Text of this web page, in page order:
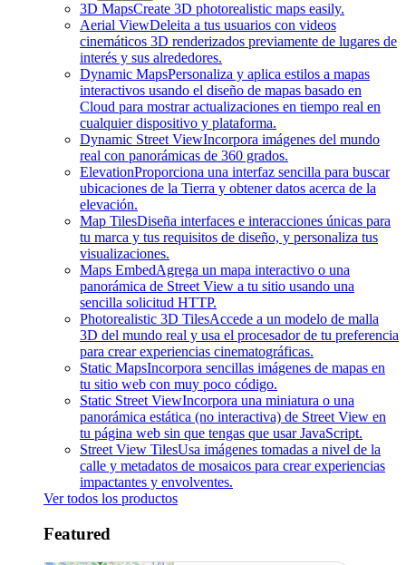
3D MapsCreate 3D photorealistic maps easily.
Aerial ViewDeleita a tus usuarios con videos
cinemáticos 3D renderizados previamente de lugares de
interés y sus alrededores.
Dynamic MapsPersonaliza y aplica estilos a mapas
interactivos usando el diseño de mapas basado en
Cloud para mostrar actualizaciones en tiempo real en
cualquier dispositivo y plataforma.
Dynamic Street ViewIncorpora imágenes del mundo
real con panorámicas de 360 grados.
ElevationProporciona una interfaz sencilla para buscar
ubicaciones de la Tierra y obtener datos acerca de la
elevación.
Map TilesDiseña interfaces e interacciones únicas para
tu marca y tus requisitos de diseño, y personaliza tus
visualizaciones.
Maps EmbedAgrega un mapa interactivo o una
panorámica de Street View a tu sitio usando una
sencilla solicitud HTTP.
Photorealistic 3D TilesAccede a un modelo de malla
3D del mundo real y usa el procesador de tu preferencia
para crear experiencias cinematográficas.
Static MapsIncorpora sencillas imágenes de mapas en
tu sitio web con muy poco código.
Static Street ViewIncorpora una miniatura o una
panorámica estática (no interactiva) de Street View en
tu página web sin que tengas que usar JavaScript.
Street View TilesUsa imágenes tomadas a nivel de la
calle y metadatos de mosaicos para crear experiencias
impactantes y envolventes.
Ver todos los productos
Featured